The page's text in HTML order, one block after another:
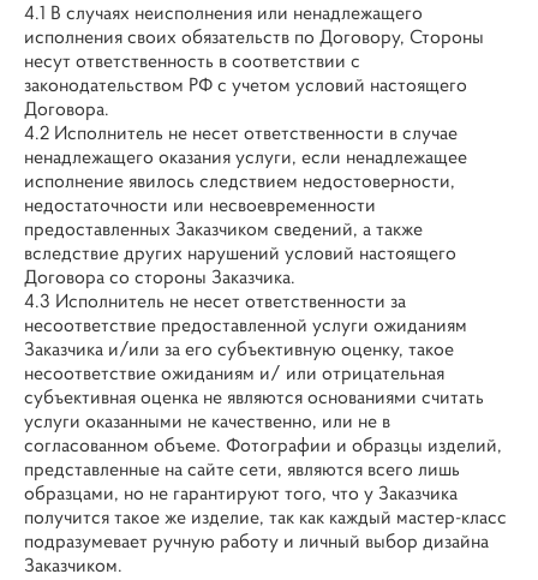
4.1 В случаях неисполнения или ненадлежащего
исполнения своих обязательств по Договору, Стороны
несут ответственность в соответствии с
законодательством РФ с учетом условий настоящего
Договора.
4.2 Исполнитель не несет ответственности в случае
ненадлежащего оказания услуги, если ненадлежащее
исполнение явилось следствием недостоверности,
недостаточности или несвоевременности
предоставленных Заказчиком сведений, а также
вследствие других нарушений условий настоящего
Договора со стороны Заказчика.
4.3 Исполнитель не несет ответственности за
несоответствие предоставленной услуги ожиданиям
Заказчика и/или за его субъективную оценку, такое
несоответствие ожиданиям и/ или отрицательная
субъективная оценка не являются основаниями считать
услуги оказанными не качественно, или не в
согласованном объеме. Фотографии и образцы изделий,
представленные на сайте сети, являются всего лишь
образцами, но не гарантируют того, что у Заказчика
получится такое же изделие, так как каждый мастер-класс
подразумевает ручную работу и личный выбор дизайна
Заказчиком.